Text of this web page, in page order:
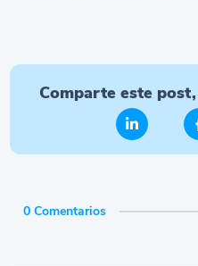
Comparte este
0 Comentarios